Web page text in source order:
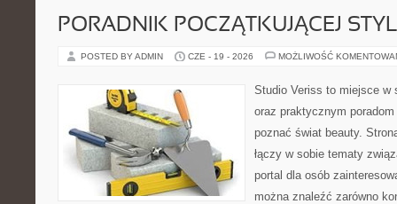
PORADNIK POCZĄTKUJĄCEJ
POSTED BY ADMIN CZE - 19 - 2026 MOŻLIWOŚĆ
Studio Veriss to miejsce w
oraz praktycznym
poznać świat beauty.
łączy w sobie tematy
portal dla osób
można znaleźć zarówno